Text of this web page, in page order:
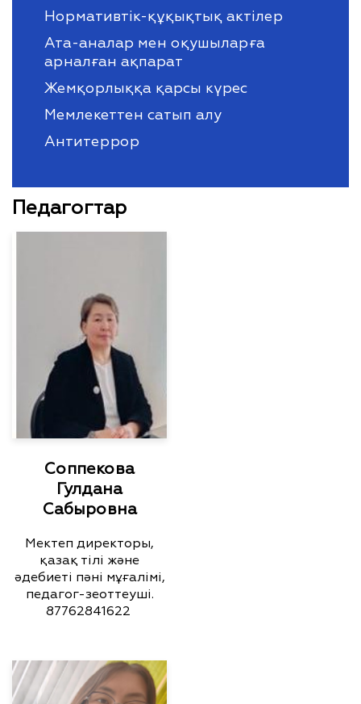
Нормативтік-құқықтық актілер
Ата-аналар мен оқушыларға
арналған ақпарат
Жемқорлыққа қарсы күрес
Мемлекеттен сатып алу
Антитеррор
Педагогтар
Соппекова
Гулдана
Сабыровна
Мектеп директоры,
қазақ тілі және
әдебиеті пәні мұғалімі,
педагог-зеоттеуші.
87762841622